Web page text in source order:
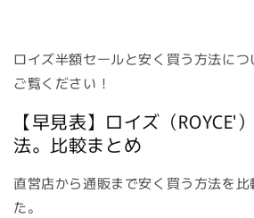
ロイズ半額セールと安く買う方法に
ご覧ください！
【早見表】ロイズ（ROYCE'
法。比較まとめ
直営店から通販まで安く買う方法を
た。